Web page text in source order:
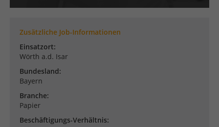
Zusätzliche Job-Informationen
Einsatzort:
Wörth a.d. Isar
Bundesland:
Bayern
Branche:
Papier
Beschäftigungs-Verhältnis: